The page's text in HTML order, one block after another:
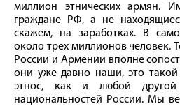
миллион этнических армян.
граждане РФ, а не
скажем, на заработках. В
около трех миллионов человек.
России и Армении вполне
они уже давно наши, это
этнос, как и любой
национальностей России. Мы